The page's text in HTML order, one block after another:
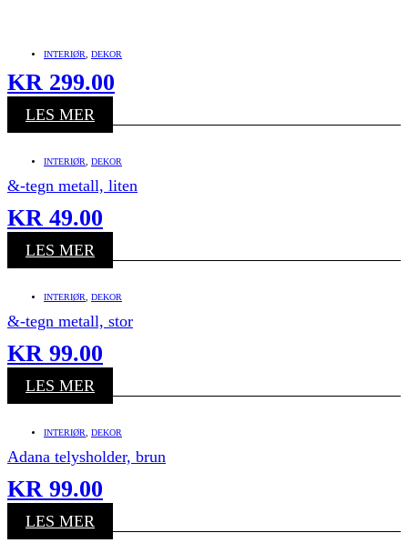
INTERIØR DEKOR
KR 299.00
LES MER
INTERIØR DEKOR
&-tegn metall, liten
KR 49.00
LES MER
INTERIØR DEKOR
&-tegn metall, stor
KR 99.00
LES MER
INTERIØR DEKOR
Adana telysholder, brun
KR 99.00
LES MER